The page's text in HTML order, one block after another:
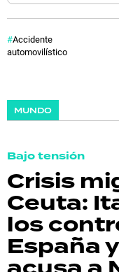
Accidente
automovilístico
MUNDO
Bajo tensión
Crisis
Ceuta:
los
España